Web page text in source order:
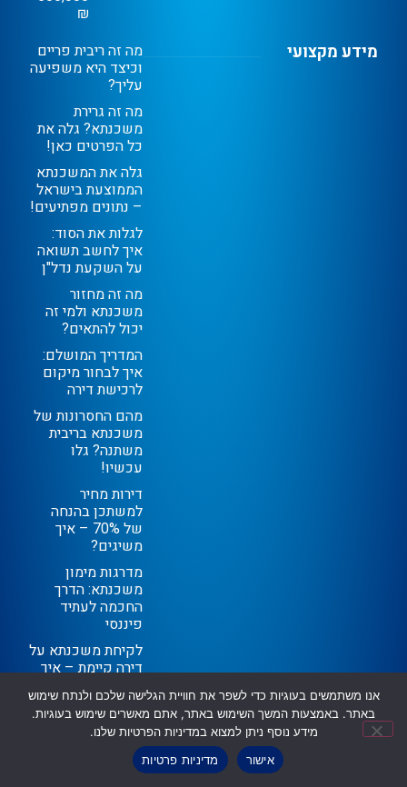
ניווט מהיר
₪
מידע מקצועי מה זה ריבית פריים
וכיצד היא משפיעה
עליך?
מה זה גרירת
משכנתא? גלה את
כל הפרטים כאן!
גלה את המשכנתא
הממוצעת בישראל
– נתונים מפתיעים!
לגלות את הסוד:
איך לחשב תשואה
על השקעת נדל"ן
מה זה מחזור
משכנתא ולמי זה
יכול להתאים?
המדריך המושלם:
איך לבחור מיקום
לרכישת דירה
מהם החסרונות של
משכנתא בריבית
משתנה? גלו
עכשיו!
דירות מחיר
למשתכן בהנחה
של 70% – איך
משיגים?
מדרגות מימון
משכנתא: הדרך
החכמה לעתיד
פיננסי
לקיחת משכנתא על
דירה קיימת – איך
עושים זאת
בקלות?
אנו משתמשים בעוגיות כדי לשפר את חוויית הגלישה שלכם ולנתח שימוש
באתר. באמצעות המשך השימוש באתר, אתם מאשרים שימוש בעוגיות.
מידע נוסף ניתן למצוא במדיניות הפרטיות שלנו.
אישור
מדיניות פרטיות